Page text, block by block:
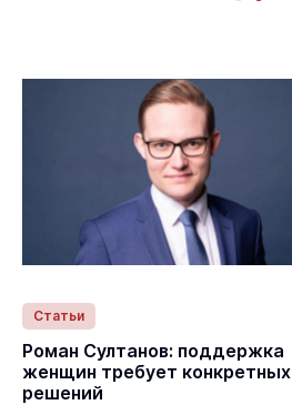
Статьи
Роман Султанов: поддержка
женщин требует конкретных
решений